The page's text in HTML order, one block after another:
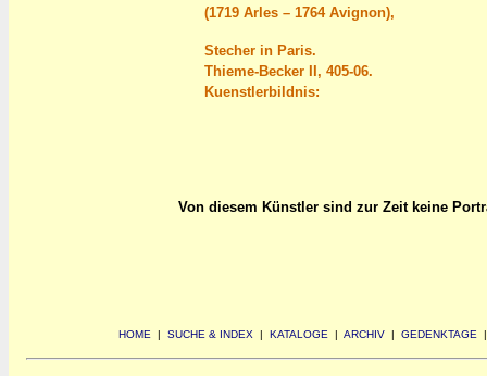
(1719 Arles – 1764 Avignon),
Stecher in Paris.
Thieme-Becker II, 405-06.
Kuenstlerbildnis:
Von diesem Künstler sind zur Zeit keine
HOME | SUCHE & INDEX | KATALOGE | ARCHIV | GEDENKTAGE